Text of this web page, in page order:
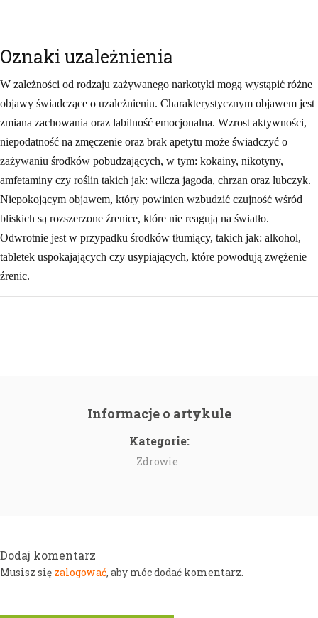
Oznaki uzależnienia
W zależności od rodzaju zażywanego narkotyki mogą wystąpić różne
objawy świadczące o uzależnieniu. Charakterystycznym objawem jest
zmiana zachowania oraz labilność emocjonalna. Wzrost aktywności,
niepodatność na zmęczenie oraz brak apetytu może świadczyć o
zażywaniu środków pobudzających, w tym: kokainy, nikotyny,
amfetaminy czy roślin takich jak: wilcza jagoda, chrzan oraz lubczyk.
Niepokojącym objawem, który powinien wzbudzić czujność wśród
bliskich są rozszerzone źrenice, które nie reagują na światło.
Odwrotnie jest w przypadku środków tłumiący, takich jak: alkohol,
tabletek uspokajających czy usypiających, które powodują zwężenie
źrenic.
Informacje o artykule
Kategorie:
Zdrowie
Dodaj komentarz
Musisz się zalogować, aby móc dodać komentarz.